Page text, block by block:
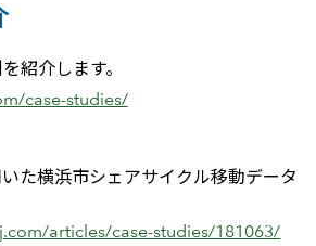
紹介します。
case-studies/
た横浜市シェアサイクル移動データ
articles/case-studies/181063/